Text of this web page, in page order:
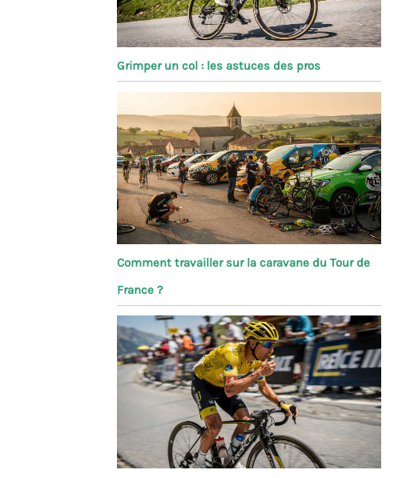
Grimper un col : les astuces des pros
Comment travailler sur la caravane du Tour de
France ?